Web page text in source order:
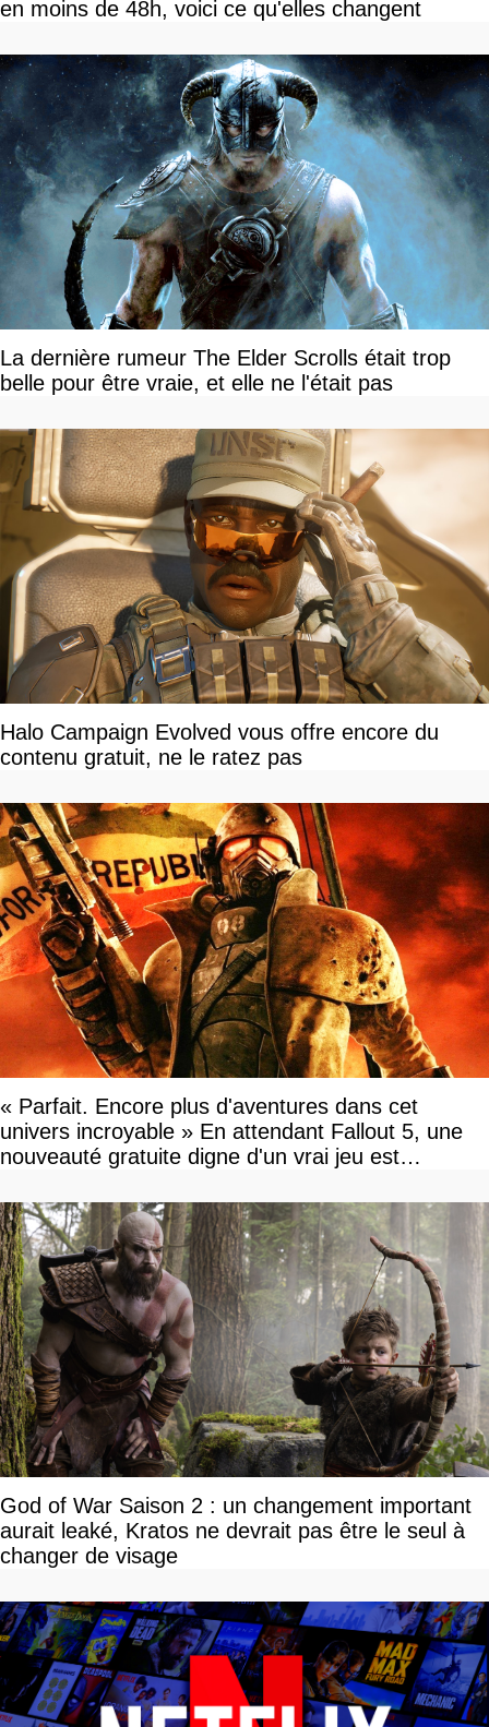
en moins de 48h, voici ce qu'elles changent
La dernière rumeur The Elder Scrolls était trop
belle pour être vraie, et elle ne l'était pas
Halo Campaign Evolved vous offre encore du
contenu gratuit, ne le ratez pas
« Parfait. Encore plus d'aventures dans cet
univers incroyable » En attendant Fallout 5, une
nouveauté gratuite digne d'un vrai jeu est
God of War Saison 2 : un changement important
aurait leaké, Kratos ne devrait pas être le seul à
changer de visage